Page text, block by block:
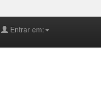
Entrar em: